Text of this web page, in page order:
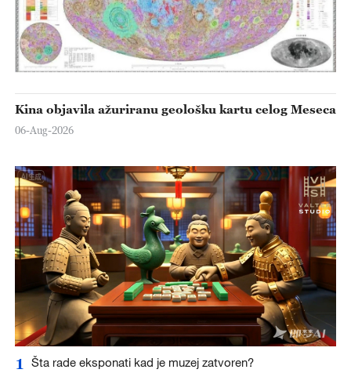
Kina objavila ažuriranu geološku kartu celog Meseca
06-Aug-2026
1 Šta rade eksponati kad je muzej zatvoren?